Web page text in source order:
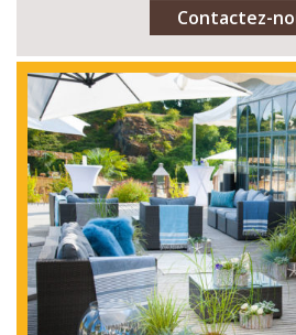
Contactez-